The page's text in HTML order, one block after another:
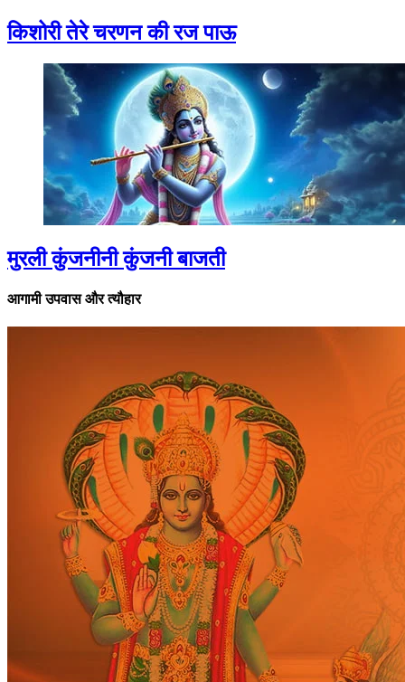
किशोरी तेरे चरणन की रज पाऊ
मुरली कुंजनीनी कुंजनी बाजती
आगामी उपवास और त्यौहार